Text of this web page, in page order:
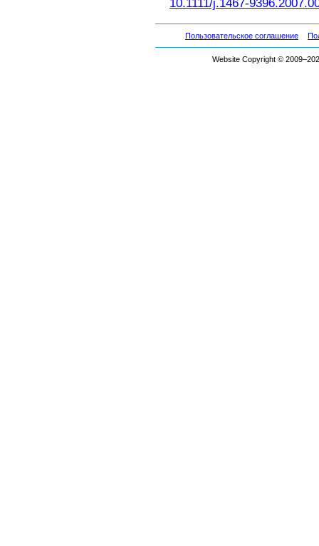
10.1111/j.1467-
Пользовательское соглашение
Website Copyright ©